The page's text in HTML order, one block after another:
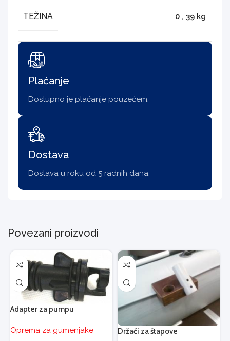
TEŽINA 0 , 39 kg
Plaćanje
Dostupno je plaćanje pouzećem.
Dostava
Dostava u roku od 5 radnih dana.
Povezani proizvodi
Adapter za pumpu
Oprema za gumenjake Držači za štapove